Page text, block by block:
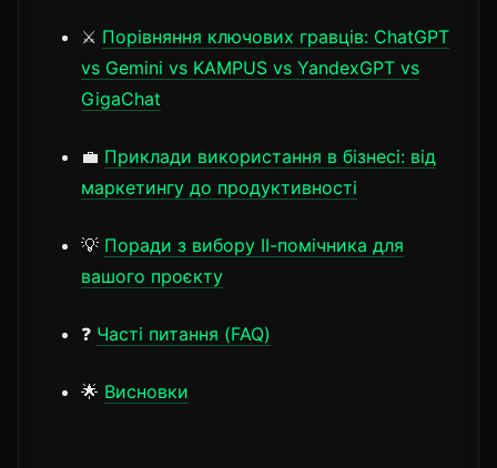
⚔️ Порівняння ключових гравців: ChatGPT
vs Gemini vs KAMPUS vs YandexGPT vs
GigaChat
💼 Приклади використання в бізнесі: від
маркетингу до продуктивності
💡 Поради з вибору ІІ-помічника для
вашого проєкту
❓ Часті питання (FAQ)
🌟 Висновки